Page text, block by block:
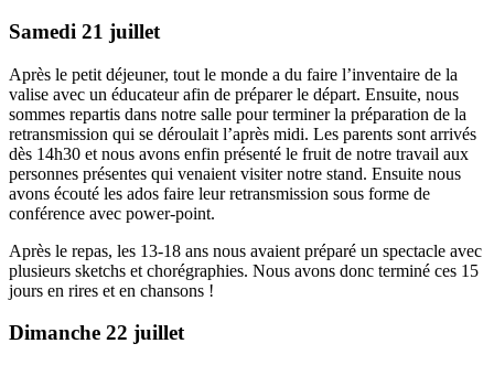
Samedi 21 juillet
Après le petit déjeuner, tout le monde a du faire l’inventaire de la
valise avec un éducateur afin de préparer le départ. Ensuite, nous
sommes repartis dans notre salle pour terminer la préparation de la
retransmission qui se déroulait l’après midi. Les parents sont arrivés
dès 14h30 et nous avons enfin présenté le fruit de notre travail aux
personnes présentes qui venaient visiter notre stand. Ensuite nous
avons écouté les ados faire leur retransmission sous forme de
conférence avec power-point.
Après le repas, les 13-18 ans nous avaient préparé un spectacle avec
plusieurs sketchs et chorégraphies. Nous avons donc terminé ces 15
jours en rires et en chansons !
Dimanche 22 juillet